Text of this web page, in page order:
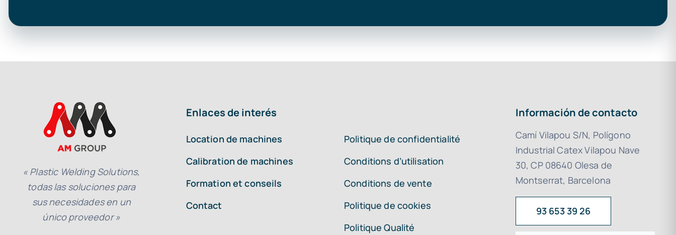
« Plastic Welding Solutions,
todas las soluciones para
sus necesidades en un
único proveedor »
Enlaces de interés
Location de machines
Calibration de machines
Formation et conseils
Contact
Politique de confidentialité
Conditions d’utilisation
Conditions de vente
Politique de cookies
Politique Qualité
Información de contacto
Camí Vilapou S/N, Polígono
Industrial Catex Vilapou Nave
30, CP 08640 Olesa de
Montserrat, Barcelona
93 653 39 26